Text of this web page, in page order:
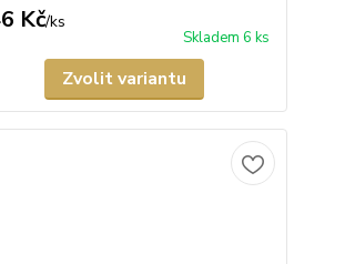
Kč/ks
Skladem 6 ks
Zvolit variantu